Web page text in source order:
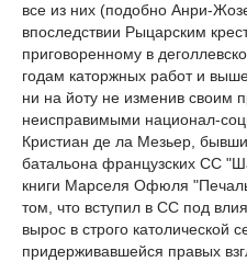
все из них (подобно Анри-
впоследствии Рыцарским
приговоренному в
годам каторжных работ и
ни на йоту не изменив своим
неисправимыми национал-
Кристиан де ла Мезьер,
батальона французских СС
книги Марселя Офюля
том, что вступил в СС под
вырос в строго католической
придерживавшейся правых